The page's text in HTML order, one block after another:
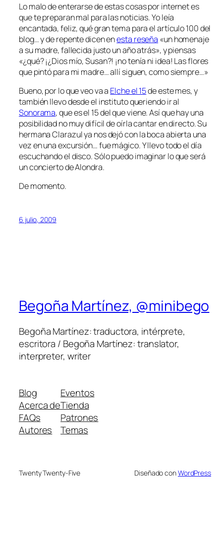
Lo malo de enterarse de estas cosas por internet es
que te preparan mal para las noticias. Yo leía
encantada, feliz, qué gran tema para el artículo 100 del
blog… y de repente dicen enesta reseña «un homenaje
a su madre, fallecida justo un año atrás», y piensas
«¿qué? ¡¿Dios mío, Susan?! ¡no tenía ni idea! Las flores
que pintó para mi madre… allí siguen, como siempre…»
Bueno, por lo que veo va a Elche el 15de este mes, y
también llevo desde el instituto queriendo ir al
Sonorama, que es el 15 del que viene. Así que hay una
posibilidad no muy difícil de oírla cantar en directo. Su
hermana Clarazul ya nos dejó con la boca abierta una
vez en una excursión… fue mágico. Y llevo todo el día
escuchando el disco. Sólo puedo imaginar lo que será
un concierto de Alondra.
De momento.
6 julio, 2009
Begoña Martínez, @minibego
Begoña Martínez: traductora, intérprete,
escritora / Begoña Martínez: translator,
interpreter, writer
Blog
Acerca de
FAQs
Autores
Eventos
Tienda
Patrones
Temas
Twenty Twenty-Five Diseñado conWordPress